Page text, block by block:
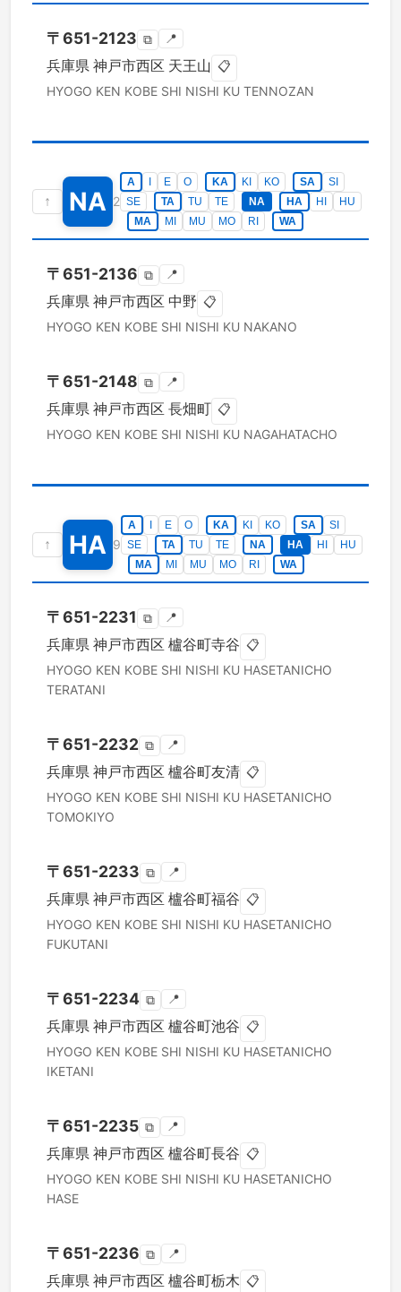
〒651-2123 ⧉ 📍
兵庫県 神戸市西区 天王山 📋
HYOGO KEN KOBE SHI NISHI KU TENNOZAN
↑ NA 2
A E O KA KI KO SA
SI
SE
TA TU TE NA HA HI
HU
MA
MI MU MO RI WA
〒651-2136 ⧉ 📍
兵庫県 神戸市西区 中野 📋
HYOGO KEN KOBE SHI NISHI KU NAKANO
〒651-2148 ⧉ 📍
兵庫県 神戸市西区 長畑町 📋
HYOGO KEN KOBE SHI NISHI KU NAGAHATACHO
↑ HA 9
A E O KA KI KO SA
SI
SE
TA TU TE NA HA HI
HU
MA
MI MU MO RI WA
〒651-2231 ⧉ 📍
兵庫県 神戸市西区 櫨谷町寺谷 📋
HYOGO KEN KOBE SHI NISHI KU HASETANICHO
TERATANI
〒651-2232 ⧉ 📍
兵庫県 神戸市西区 櫨谷町友清 📋
HYOGO KEN KOBE SHI NISHI KU HASETANICHO
TOMOKIYO
〒651-2233 ⧉ 📍
兵庫県 神戸市西区 櫨谷町福谷 📋
HYOGO KEN KOBE SHI NISHI KU HASETANICHO
FUKUTANI
〒651-2234 ⧉ 📍
兵庫県 神戸市西区 櫨谷町池谷 📋
HYOGO KEN KOBE SHI NISHI KU HASETANICHO
IKETANI
〒651-2235 ⧉ 📍
兵庫県 神戸市西区 櫨谷町長谷 📋
HYOGO KEN KOBE SHI NISHI KU HASETANICHO
HASE
〒651-2236 ⧉ 📍
兵庫県 神戸市西区 櫨谷町栃木 📋